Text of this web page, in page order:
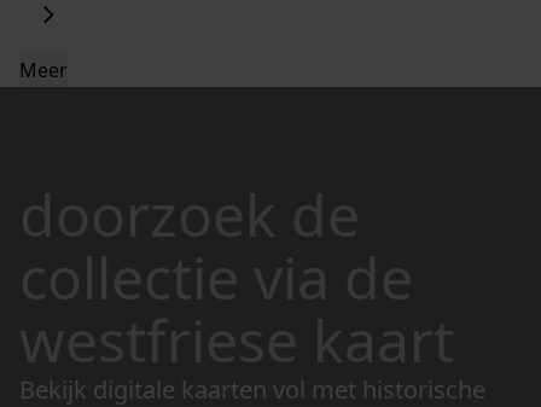
Meer
doorzoek de
collectie via de
westfriese kaart
Bekijk digitale kaarten vol met historische